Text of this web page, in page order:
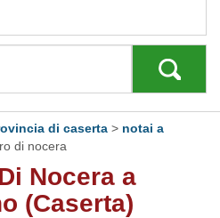
di caserta > notai a
di nocera
Nocera a
(Caserta)